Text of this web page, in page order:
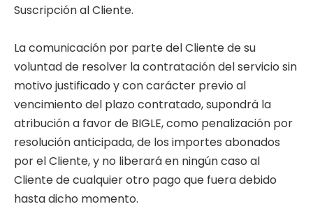
Suscripción al Cliente.
La comunicación por parte del Cliente de su
voluntad de resolver la contratación del servicio sin
motivo justificado y con carácter previo al
vencimiento del plazo contratado, supondrá la
atribución a favor de BIGLE, como penalización por
resolución anticipada, de los importes abonados
por el Cliente, y no liberará en ningún caso al
Cliente de cualquier otro pago que fuera debido
hasta dicho momento.